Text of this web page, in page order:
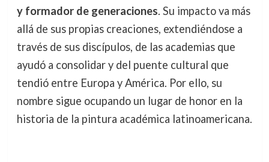
y formador de generaciones. Su impacto va más
allá de sus propias creaciones, extendiéndose a
través de sus discípulos, de las academias que
ayudó a consolidar y del puente cultural que
tendió entre Europa y América. Por ello, su
nombre sigue ocupando un lugar de honor en la
historia de la pintura académica latinoamericana.